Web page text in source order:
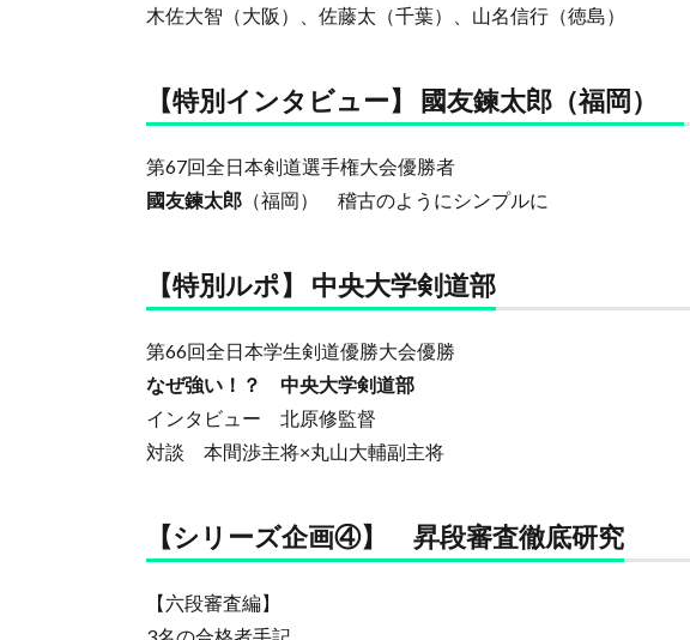
木佐大智（大阪）、佐藤太（千葉）、山名信行（徳島）
【特別インタビュー】 國友鍊太郎 （福岡）
第67回全日本剣道選手権大会優勝者
國友鍊太郎 （福岡） 稽古のようにシンプルに
【特別ルポ】 中央大学剣道部
第66回全日本学生剣道優勝大会優勝
なぜ強い！？ 中央大学剣道部
インタビュー 北原修監督
対談 本間渉主将×丸山大輔副主将
【シリーズ企画④】 昇段審査徹底研究
【六段審査編】